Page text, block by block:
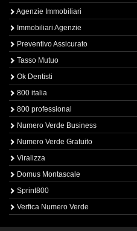
Agenzie Immobiliari
Immobiliari Agenzie
Preventivo Assicurato
Tasso Mutuo
Ok Dentisti
800 italia
800 professional
Numero Verde Business
Numero Verde Gratuito
Viralizza
Domus Montascale
Sprint800
Verfica Numero Verde